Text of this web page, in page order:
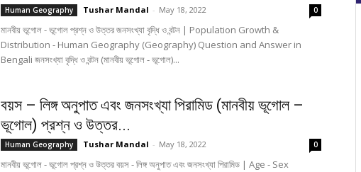
Human Geography Tushar Mandal - May 18, 2022 0
মানবীয় ভূগোল - ভূগোল প্রশ্ন ও উত্তর জনসংখ্যা বৃদ্ধি ও বন্টন | Population Growth &
Distribution - Human Geography (Geography) Question and Answer in
Bengali জনসংখ্যা বৃদ্ধি ও বন্টন (মানবীয় ভূগোল - ভূগোল)...
বয়স – লিঙ্গ অনুপাত এবং জনসংখ্যা পিরামিড (মানবীয় ভূগোল –
ভূগোল) প্রশ্ন ও উত্তর...
Human Geography Tushar Mandal - May 18, 2022 0
মানবীয় ভূগোল - ভূগোল প্রশ্ন ও উত্তর বয়স - লিঙ্গ অনুপাত এবং জনসংখ্যা পিরামিড | Age - Sex